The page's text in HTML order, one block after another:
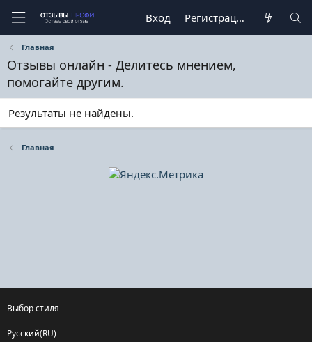
Вход Регистрация
Главная
Отзывы онлайн - Делитесь мнением,
помогайте другим.
Результаты не найдены.
Главная
Выбор стиля
Русский(RU)